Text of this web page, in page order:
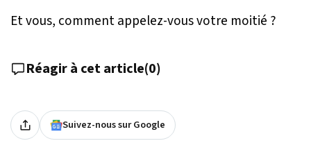
Et vous, comment appelez-vous votre moitié ?
Réagir à cet article(0)
Suivez-nous sur Google